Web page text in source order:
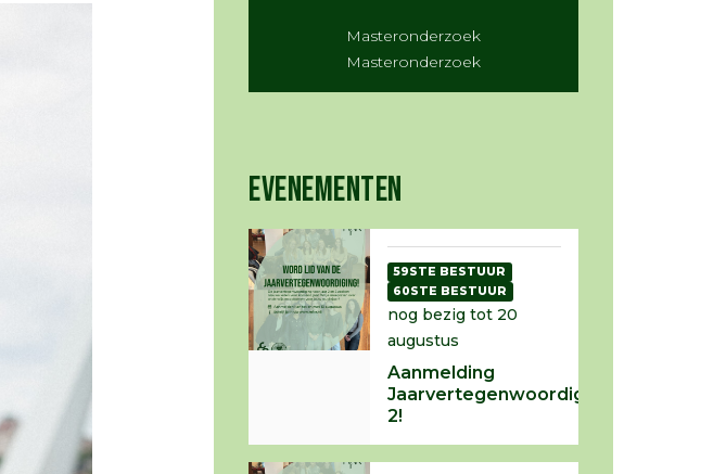
Masteronderzoek
Masteronderzoek
EVENEMENTEN
Aanmelding
Jaarvertegenwoordiging
2!
nog bezig tot 20
augustus
59STE BESTUUR
60STE BESTUUR